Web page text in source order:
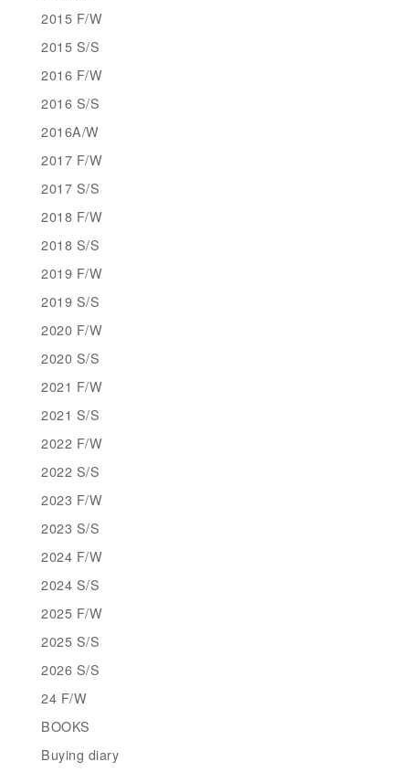
2015 F/W
2015 S/S
2016 F/W
2016 S/S
2016A/W
2017 F/W
2017 S/S
2018 F/W
2018 S/S
2019 F/W
2019 S/S
2020 F/W
2020 S/S
2021 F/W
2021 S/S
2022 F/W
2022 S/S
2023 F/W
2023 S/S
2024 F/W
2024 S/S
2025 F/W
2025 S/S
2026 S/S
24 F/W
BOOKS
Buying diary